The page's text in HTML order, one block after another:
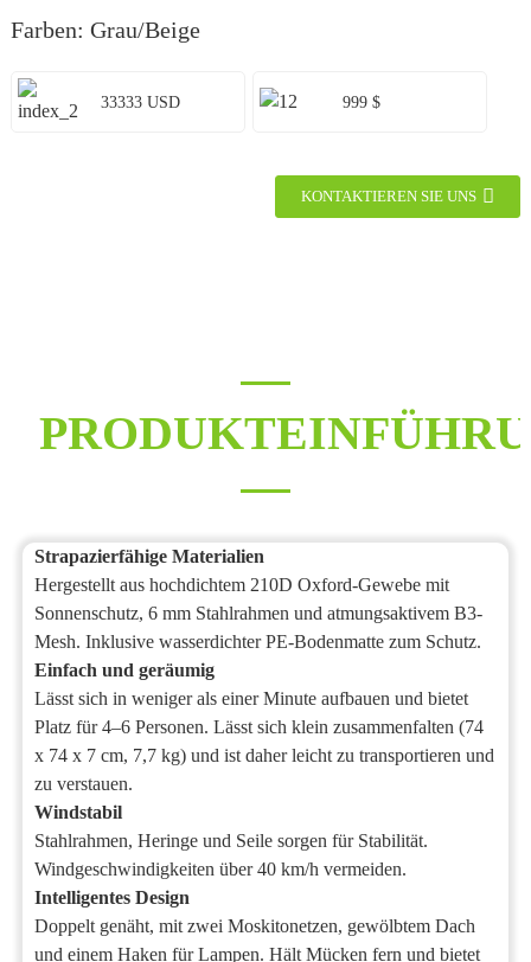
Farben: Grau/Beige
33333 USD 999 $
KONTAKTIEREN SIE UNS
Strapazierfähige Materialien
Hergestellt aus hochdichtem 210D Oxford-Gewebe mit
Sonnenschutz, 6 mm Stahlrahmen und atmungsaktivem B3-
Mesh. Inklusive wasserdichter PE-Bodenmatte zum Schutz.
Einfach und geräumig
Lässt sich in weniger als einer Minute aufbauen und bietet
Platz für 4–6 Personen. Lässt sich klein zusammenfalten (74
x 74 x 7 cm, 7,7 kg) und ist daher leicht zu transportieren und
zu verstauen.
Windstabil
Stahlrahmen, Heringe und Seile sorgen für Stabilität.
Windgeschwindigkeiten über 40 km/h vermeiden.
Intelligentes Design
Doppelt genäht, mit zwei Moskitonetzen, gewölbtem Dach
und einem Haken für Lampen. Hält Mücken fern und bietet